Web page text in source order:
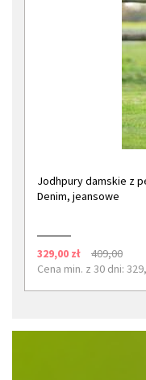
Jodhpury damskie z
Denim, jeansowe
329,00 zł
409,00
Cena min. z 30 dni: